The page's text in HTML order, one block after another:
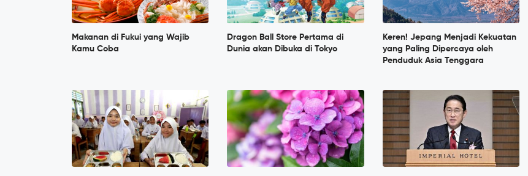
Makanan di Fukui yang Wajib
Kamu Coba
Dragon Ball Store Pertama di
Dunia akan Dibuka di Tokyo
Keren! Jepang Menjadi Kekuatan
yang Paling Dipercaya oleh
Penduduk Asia Tenggara